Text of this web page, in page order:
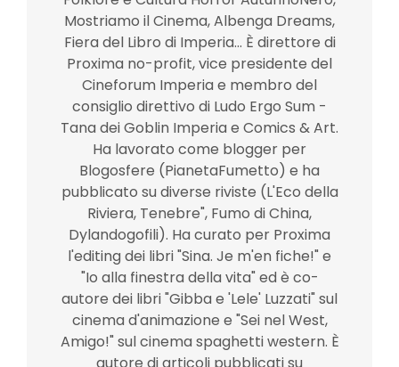
Mostriamo il Cinema, Albenga Dreams,
Fiera del Libro di Imperia... È direttore di
Proxima no-profit, vice presidente del
Cineforum Imperia e membro del
consiglio direttivo di Ludo Ergo Sum -
Tana dei Goblin Imperia e Comics & Art.
Ha lavorato come blogger per
Blogosfere (PianetaFumetto) e ha
pubblicato su diverse riviste (L'Eco della
Riviera, Tenebre", Fumo di China,
Dylandogofili). Ha curato per Proxima
l'editing dei libri "Sina. Je m'en fiche!" e
"Io alla finestra della vita" ed è co-
autore dei libri "Gibba e 'Lele' Luzzati" sul
cinema d'animazione e "Sei nel West,
Amigo!" sul cinema spaghetti western. È
autore di articoli pubblicati su